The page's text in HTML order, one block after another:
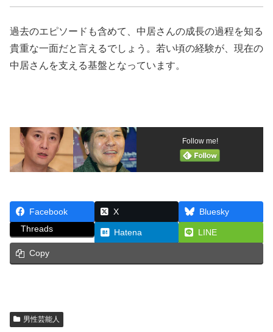
過去のエピソードも含めて、中居さんの成長の過程を知る
貴重な一面だと言えるでしょう。若い頃の経験が、現在の
中居さんを支える基盤となっています。
Follow me!
Facebook X
Bluesky
Threads
Hatena LINE
Copy
男性芸能人